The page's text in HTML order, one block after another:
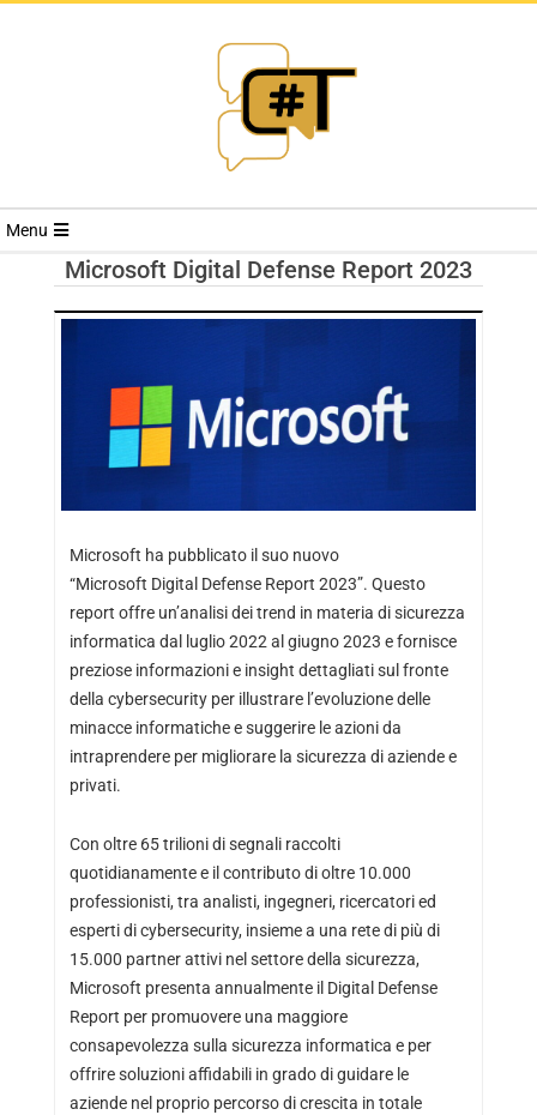
RIVISTA
TRENDS
Menu
Microsoft Digital Defense Report 2023
Microsoft ha pubblicato il suo nuovo
“Microsoft Digital Defense Report 2023”. Questo
report offre un’analisi dei trend in materia di sicurezza
informatica dal luglio 2022 al giugno 2023 e fornisce
preziose informazioni e insight dettagliati sul fronte
della cybersecurity per illustrare l’evoluzione delle
minacce informatiche e suggerire le azioni da
intraprendere per migliorare la sicurezza di aziende e
privati.
Con oltre 65 trilioni di segnali raccolti
quotidianamente e il contributo di oltre 10.000
professionisti, tra analisti, ingegneri, ricercatori ed
esperti di cybersecurity, insieme a una rete di più di
15.000 partner attivi nel settore della sicurezza,
Microsoft presenta annualmente il Digital Defense
Report per promuovere una maggiore
consapevolezza sulla sicurezza informatica e per
offrire soluzioni affidabili in grado di guidare le
aziende nel proprio percorso di crescita in totale